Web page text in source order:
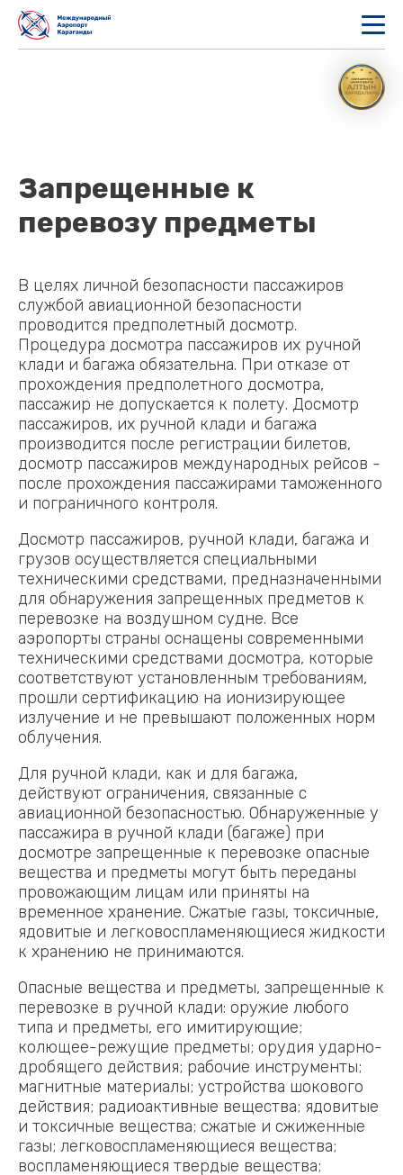
Запрещенные к
перевозу предметы
В целях личной безопасности пассажиров
службой авиационной безопасности
проводится предполетный досмотр.
Процедура досмотра пассажиров их ручной
клади и багажа обязательна. При отказе от
прохождения предполетного досмотра,
пассажир не допускается к полету. Досмотр
пассажиров, их ручной клади и багажа
производится после регистрации билетов,
досмотр пассажиров международных рейсов -
после прохождения пассажирами таможенного
и пограничного контроля.
Досмотр пассажиров, ручной клади, багажа и
грузов осуществляется специальными
техническими средствами, предназначенными
для обнаружения запрещенных предметов к
перевозке на воздушном судне. Все
аэропорты страны оснащены современными
техническими средствами досмотра, которые
соответствуют установленным требованиям,
прошли сертификацию на ионизирующее
излучение и не превышают положенных норм
облучения.
Для ручной клади, как и для багажа,
действуют ограничения, связанные с
авиационной безопасностью. Обнаруженные у
пассажира в ручной клади (багаже) при
досмотре запрещенные к перевозке опасные
вещества и предметы могут быть переданы
провожающим лицам или приняты на
временное хранение. Сжатые газы, токсичные,
ядовитые и легковоспламеняющиеся жидкости
к хранению не принимаются.
Опасные вещества и предметы, запрещенные к
перевозке в ручной клади: оружие любого
типа и предметы, его имитирующие;
колющее-режущие предметы; орудия ударно-
дробящего действия; рабочие инструменты;
магнитные материалы; устройства шокового
действия; радиоактивные вещества; ядовитые
и токсичные вещества; сжатые и сжиженные
газы; легковоспламеняющиеся вещества;
воспламеняющиеся твердые вещества;